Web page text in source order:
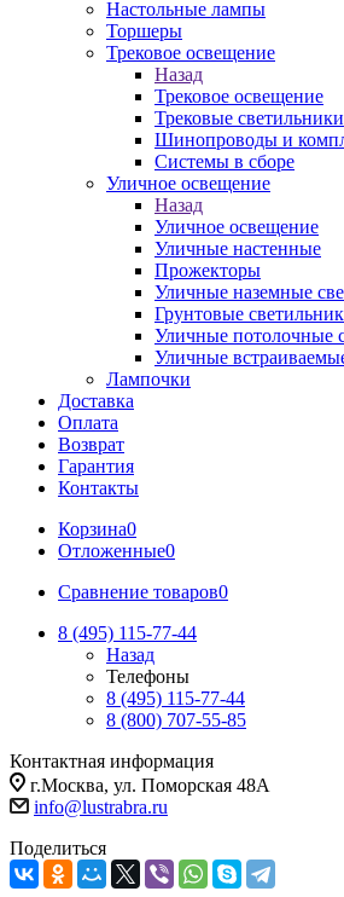
Настольные лампы
Торшеры
Трековое освещение
Назад
Трековое освещение
Трековые светильники
Шинопроводы и
Системы в сборе
Уличное освещение
Назад
Уличное освещение
Уличные настенные
Прожекторы
Уличные наземные
Грунтовые
Уличные потолочные
Уличные
Лампочки
Доставка
Оплата
Возврат
Гарантия
Контакты
Корзина0
Отложенные0
Сравнение товаров0
8 (495) 115-77-44
Назад
Телефоны
8 (495) 115-77-44
8 (800) 707-55-85
Контактная информация
г.Москва, ул. Поморская 48А
info@lustrabra.ru
Поделиться